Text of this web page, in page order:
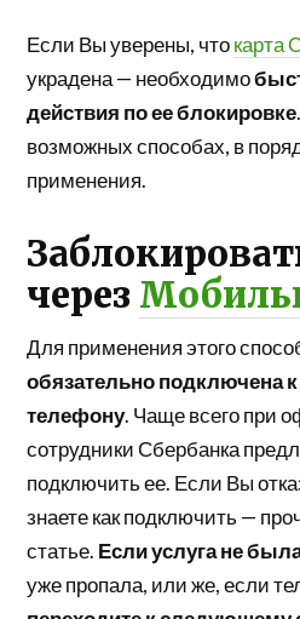
Если Вы уверены, чтокарта
украдена — необходимо
действия по ее блокировке
возможных способах, в
применения.
через
Для применения этого
обязательно подключена
телефону. Чаще всего при
сотрудники Сбербанка
подключить ее. Если Вы
знаете как подключить —
статье. Если услуга не
уже пропала, или же, если